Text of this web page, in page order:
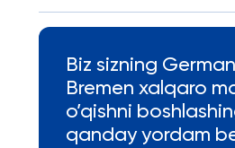
Biz sizning
Bremen xalqaro
o’qishni
qanday yordam